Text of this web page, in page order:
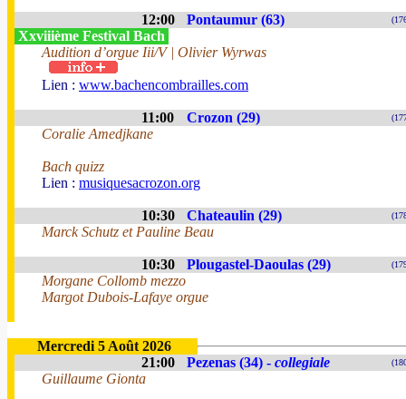
12:00 Pontaumur (63)
Xxviiième Festival Bach
Audition d’orgue Iii/V | Olivier Wyrwas
Lien : www.bachencombrailles.com
11:00 Crozon (29)
Coralie Amedjkane
Bach quizz
Lien : musiquesacrozon.org
10:30 Chateaulin (29)
Marck Schutz et Pauline Beau
10:30 Plougastel-Daoulas (29)
Morgane Collomb mezzo
Margot Dubois-Lafaye orgue
Mercredi 5 Août 2026
21:00
Pezenas (34) - collegiale
Guillaume Gionta